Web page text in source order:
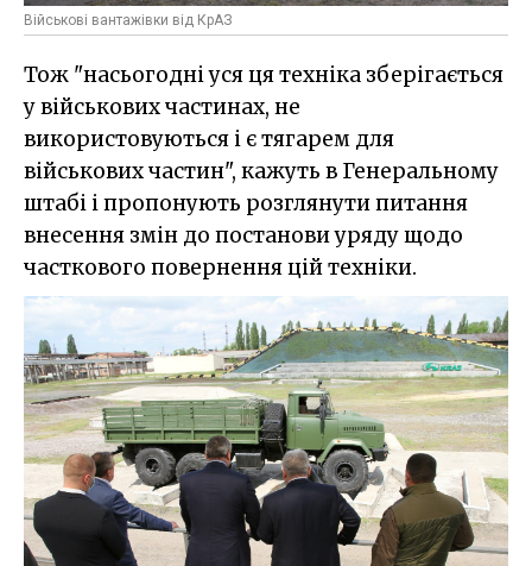
Військові вантажівки від КрАЗ
Тож "насьогодні уся ця техніка зберігається
у військових частинах, не
використовуються і є тягарем для
військових частин", кажуть в Генеральному
штабі і пропонують розглянути питання
внесення змін до постанови уряду щодо
часткового повернення цій техніки.